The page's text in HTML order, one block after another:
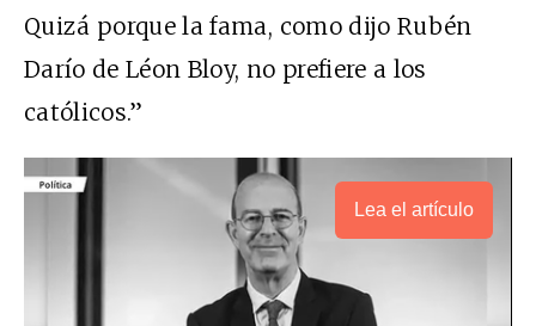
Quizá porque la fama, como dijo Rubén
Darío de Léon Bloy, no prefiere a los
católicos.”
Lea el artículo